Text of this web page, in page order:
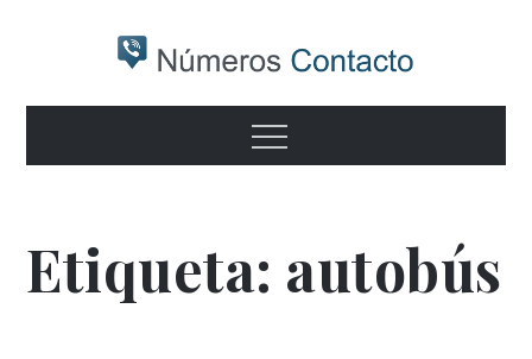
Numeros
contacto
Otro sitio realizado con WordPress
Menu
Etiqueta: autobús